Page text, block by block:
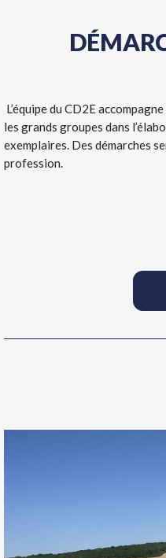
L’équipe du CD2E
les grands groupes dans
exemplaires. Des démarches
profession.